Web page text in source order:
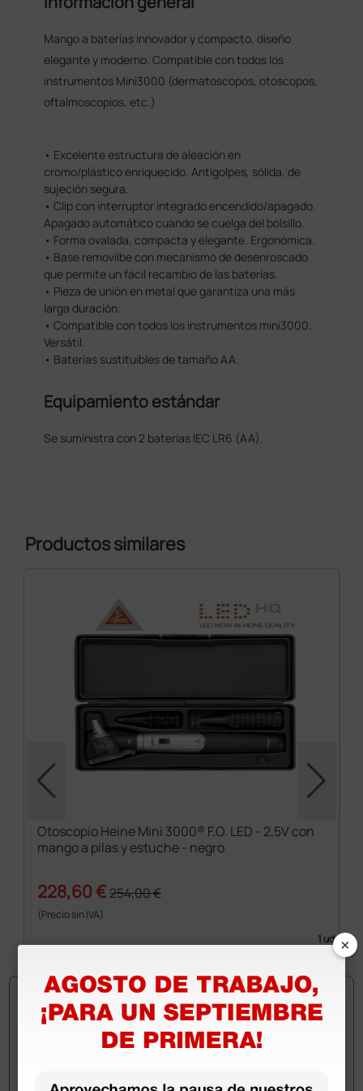
Mango a baterías innovador y compacto, diseño
elegante y moderno. Compatible con todos los
instrumentos Mini3000 (dermatoscopos, otoscopos,
oftalmoscopios, etc.)
• Excelente estructura de aleación en
cromo/plástico enriquecido. Antigolpes, sólida, de
sujeción segura.
• Clip con interruptor integrado encendido/apagado.
Apagado automático cuando se cuelga del bolsillo.
• Forma ovalada, compacta y elegante. Ergonómica.
• Base removilbe con mecanismo de desenroscado
que permite un fácil recambio de las baterías.
• Pieza de unión en metal que garantiza una más
larga duración.
• Compatible con todos los instrumentos mini3000.
Versátil.
• Baterías sustituibles de tamaño AA.
Equipamiento estándar
Se suministra con 2 baterías IEC LR6 (AA).
Productos similares
Otoscopio Heine Mini 3000® F.O. LED - 2,5V con
mango a pilas y estuche - negro
228,60 €254,00 €
(Precio sin IVA)
1 ud. ×